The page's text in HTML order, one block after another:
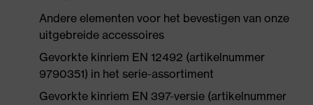
Andere elementen voor het bevestigen van onze
uitgebreide accessoires
Gevorkte kinriem EN 12492 (artikelnummer
9790351) in het serie-assortiment
Gevorkte kinriem EN 397-versie (artikelnummer